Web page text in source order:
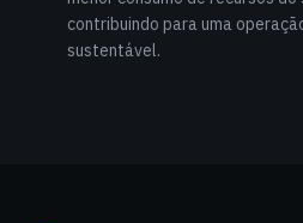
contribuindo para uma
sustentável.